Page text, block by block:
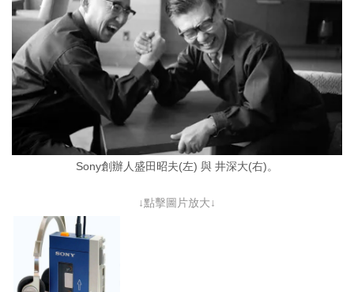
Sony創辦人盛田昭夫(左) 與 井深大(右)。
↓點擊圖片放大↓